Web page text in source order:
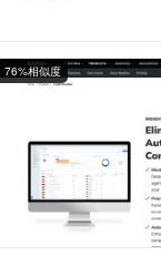
76%相似度